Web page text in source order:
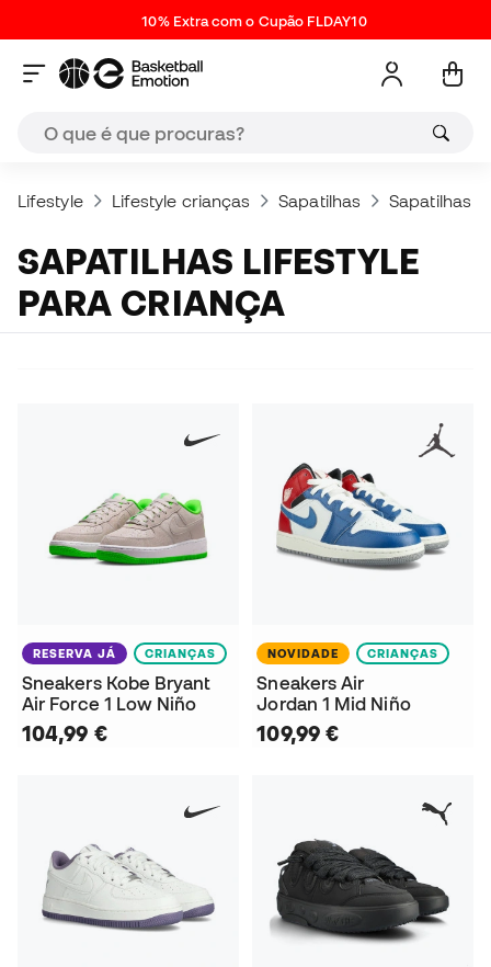
10% Extra com o Cupão FLDAY10
Lifestyle Lifestyle crianças Sapatilhas Sapatilhas
SAPATILHAS LIFESTYLE
PARA CRIANÇA
RESERVA JÁ CRIANÇAS
Sneakers Kobe Bryant
Air Force 1 Low Niño
104,99 €
NOVIDADE CRIANÇAS
Sneakers Air
Jordan 1 Mid Niño
109,99 €